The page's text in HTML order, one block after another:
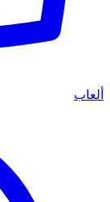
ألعاب